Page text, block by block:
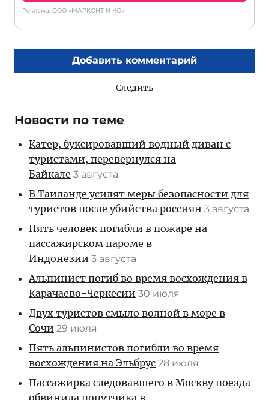
Реклама: ООО «МАРКОНТ И КО»
Добавить комментарий
Следить
Новости по теме
Катер, буксировавший водный диван с
туристами, перевернулся на
Байкале 3 августа
В Таиланде усилят меры безопасности для
туристов после убийства россиян 3 августа
Пять человек погибли в пожаре на
пассажирском пароме в
Индонезии 3 августа
Альпинист погиб во время восхождения в
Карачаево-Черкесии 30 июля
Двух туристов смыло волной в море в
Сочи 29 июля
Пять альпинистов погибли во время
восхождения на Эльбрус 28 июля
Пассажирка следовавшего в Москву поезда
обвинила попутчика в